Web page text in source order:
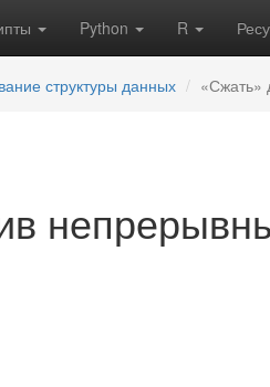
Python R
структуры данных «Сжать»